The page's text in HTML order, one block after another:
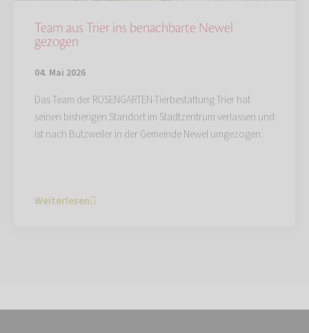
Team aus Trier ins benachbarte Newel
gezogen
04. Mai 2026
Das Team der ROSENGARTEN-Tierbestattung Trier hat
seinen bisherigen Standort im Stadtzentrum verlassen und
ist nach Butzweiler in der Gemeinde Newel umgezogen.
Weiterlesen